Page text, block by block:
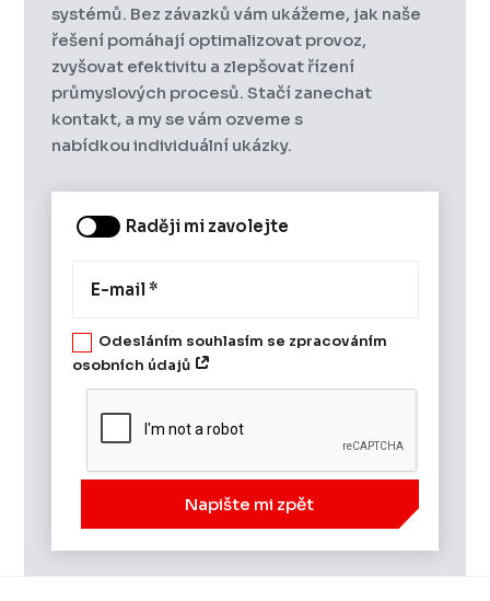
systémů. Bez závazků vám ukážeme, jak naše
řešení pomáhají optimalizovat provoz,
zvyšovat efektivitu a zlepšovat řízení
průmyslových procesů. Stačí zanechat
kontakt, a my se vám ozveme s
nabídkou individuální ukázky.
Raději mi zavolejte
Odesláním souhlasím se zpracováním
osobních údajů
Napište mi zpět